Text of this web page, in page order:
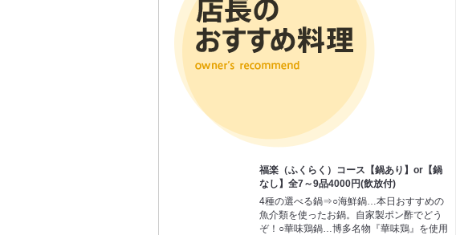
福楽（ふくらく）コース【鍋あり】or【鍋
なし】全7～9品4000円(飲放付)
4種の選べる鍋⇒○海鮮鍋…本日おすすめの
魚介類を使ったお鍋。自家製ポン酢でどう
ぞ！○華味鶏鍋…博多名物『華味鶏』を使用